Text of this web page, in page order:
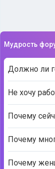
Мудрость
Должно ли
Не хочу
Почему
Почему
Почему